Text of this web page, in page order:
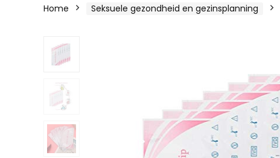
Home Seksuele gezondheid en gezinsplanning